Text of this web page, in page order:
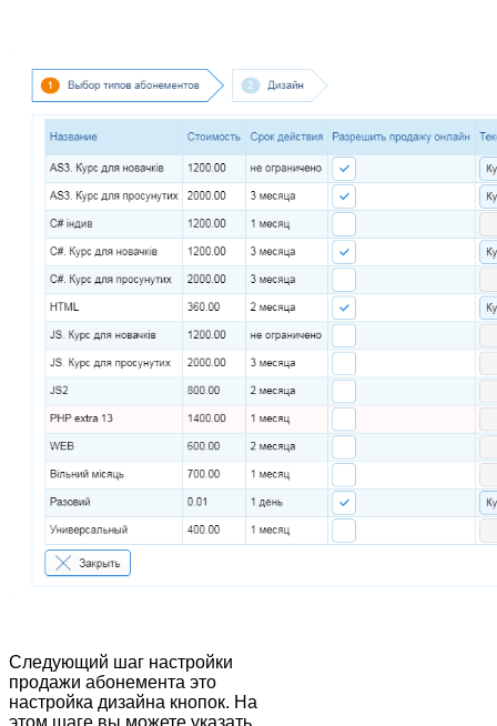
Следующий шаг настройки
продажи абонемента это
настройка дизайна кнопок. На